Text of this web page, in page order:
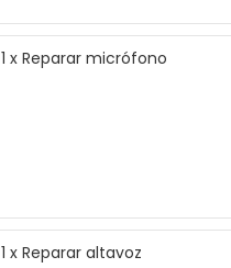
1 x Reparar micrófono
1 x Reparar altavoz